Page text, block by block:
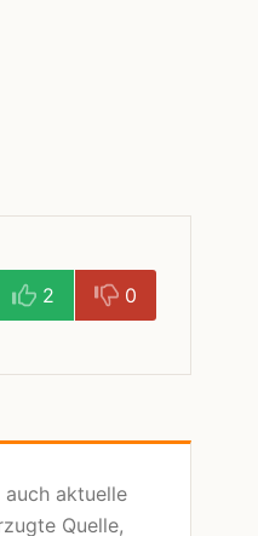
2 0
aktuelle
Quelle,